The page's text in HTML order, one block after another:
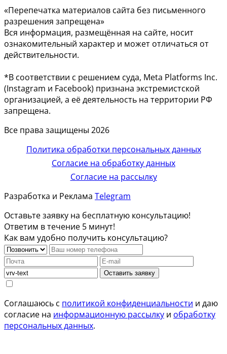
«Перепечатка материалов сайта без письменного
разрешения запрещена»
Вся информация, размещённая на сайте, носит
ознакомительный характер и может отличаться от
действительности.
*В соответствии с решением суда, Meta Platforms Inc.
(Instagram и Facebook) признана экстремистской
организацией, а её деятельность на территории РФ
запрещена.
Все права защищены 2026
Политика обработки персональных данных
Согласие на обработку данных
Согласие на рассылку
Разработка и Реклама Telegram
Оставьте заявку на бесплатную консультацию!
Ответим в течение 5 минут!
Как вам удобно получить консультацию?
Оставить заявку
Соглашаюсь с политикой конфиденциальности и даю
согласие на информационную рассылку и обработку
персональных данных.